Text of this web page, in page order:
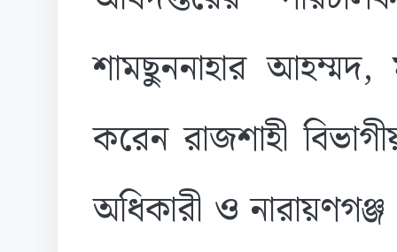
শামছুননাহার
করেন রাজশাহী
অধিকারী ও